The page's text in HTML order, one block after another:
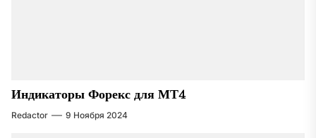
Индикаторы Форекс для МТ4
Redactor 9 Ноября 2024